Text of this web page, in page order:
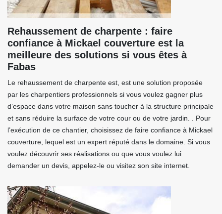
Rehaussement de charpente : faire
confiance à Mickael couverture est la
meilleure des solutions si vous êtes à
Fabas
Le rehaussement de charpente est, est une solution proposée
par les charpentiers professionnels si vous voulez gagner plus
d’espace dans votre maison sans toucher à la structure principale
et sans réduire la surface de votre cour ou de votre jardin. . Pour
l’exécution de ce chantier, choisissez de faire confiance à Mickael
couverture, lequel est un expert réputé dans le domaine. Si vous
voulez découvrir ses réalisations ou que vous voulez lui
demander un devis, appelez-le ou visitez son site internet.